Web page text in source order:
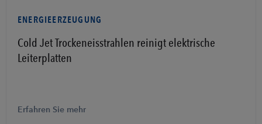
ENERGIEERZEUGUNG
Cold Jet Trockeneisstrahlen reinigt elektrische
Leiterplatten
Erfahren Sie mehr
Erfahren Sie mehr